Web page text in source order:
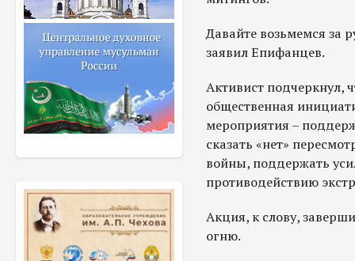
Давайте возьмемся за
заявил Епифанцев.
Активист подчеркнул,
общественная
мероприятия –
сказать «нет»
войны, поддержать
противодействию
Акция, к слову,
огню.